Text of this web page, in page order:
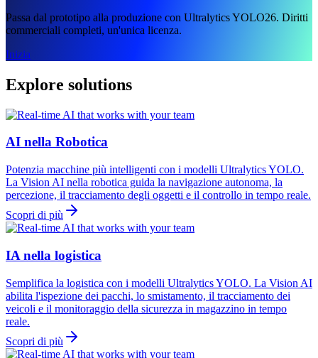
Passa dal prototipo alla produzione con Ultralytics YOLO26. Diritti
commerciali completi, un'unica licenza.
Inizia
Explore solutions
AI nella Robotica
Potenzia macchine più intelligenti con i modelli Ultralytics YOLO.
La Vision AI nella robotica guida la navigazione autonoma, la
percezione, il tracciamento degli oggetti e il controllo in tempo reale.
Scopri di più
IA nella logistica
Semplifica la logistica con i modelli Ultralytics YOLO. La Vision AI
abilita l'ispezione dei pacchi, lo smistamento, il tracciamento dei
veicoli e il monitoraggio della sicurezza in magazzino in tempo
reale.
Scopri di più